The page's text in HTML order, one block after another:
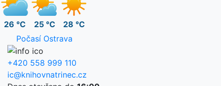
26 °C 25 °C
28 °C
Počasí Ostrava
+420 558 999 110
ic@knihovnatrinec.cz